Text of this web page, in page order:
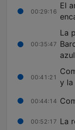
00:29:16
El
00:35:47
La
00:41:21
y la
00:44:14
00:52:17 La